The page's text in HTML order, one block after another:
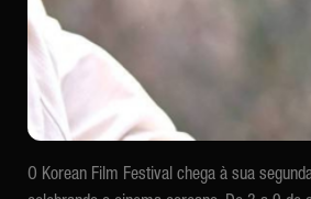
O Korean Film Festival chega à sua